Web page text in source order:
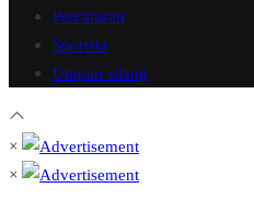
Percaturan
Sportsta
Umpan silang
×
×